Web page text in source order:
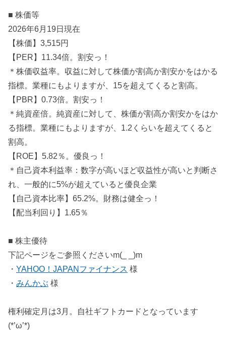
■ 株価等
2026年6月19日現在
【株価】3,515円
【PER】11.34倍。割安っ！
＊株価収益率。収益に対して株価が割高か割安かをはかる
指標。業種にもよりますが、15を超えてくると割高。
【PBR】0.73倍。割安っ！
＊純資産倍。純資産に対して、株価が割高か割安かをはか
る指標。業種にもよりますが、1.2くらいを超えてくると
割高。
【ROE】5.82％。優良っ！
＊自己資本利益率：数字が高いほど収益性が高いと判断さ
れ、一般的に5%が超えていると優良企業
【自己資本比率】65.2%。財務は健全っ！
【配当利回り】1.65％
■ 株主優待
下記ページをご参照くださいm(_ _)m
・ YAHOO！JAPANファイナンス 様
・ みんかぶ 様
権利確定月は3月。自社ギフトカードとなっています
(*’ω’*)